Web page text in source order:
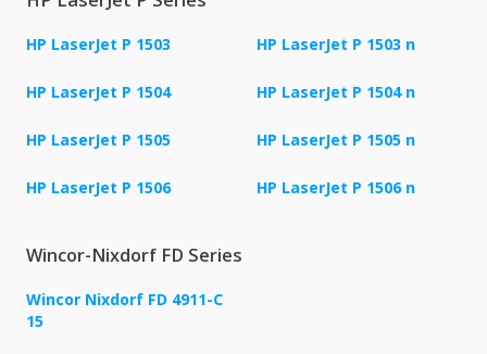
HP LaserJet P 1503 HP LaserJet P 1503 n
HP LaserJet P 1504 HP LaserJet P 1504 n
HP LaserJet P 1505 HP LaserJet P 1505 n
HP LaserJet P 1506 HP LaserJet P 1506 n
Wincor-Nixdorf FD Series
Wincor Nixdorf FD 4911-C
15